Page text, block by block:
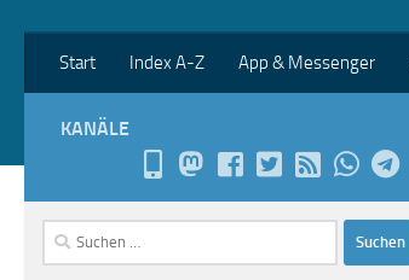
Start Index A-Z App & Messenger
KANÄLE
Suchen
nach: